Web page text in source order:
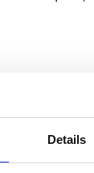
Details